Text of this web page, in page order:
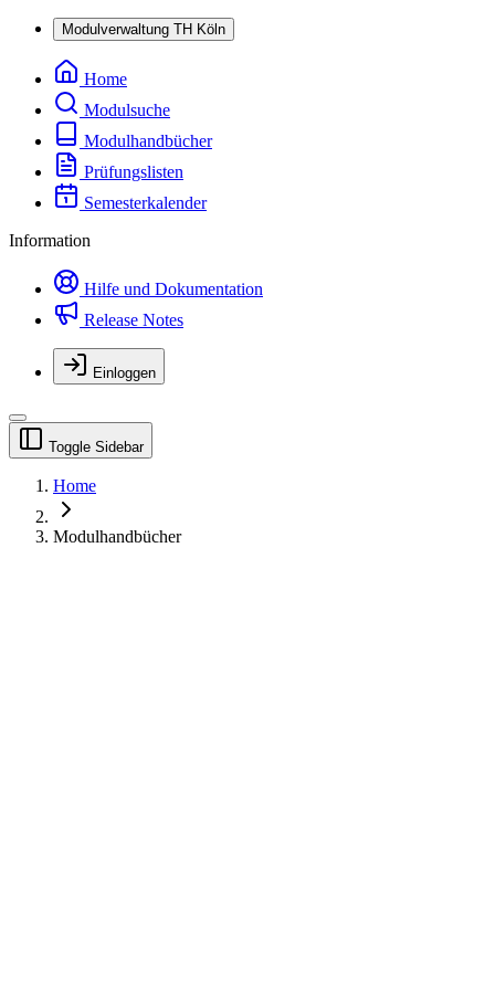
Modulverwaltung TH Köln
Home
Modulsuche
Modulhandbücher
Prüfungslisten
Semesterkalender
Information
Hilfe und Dokumentation
Release Notes
Einloggen
Toggle Sidebar
Home
Modulhandbücher